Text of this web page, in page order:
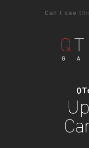
Can't see